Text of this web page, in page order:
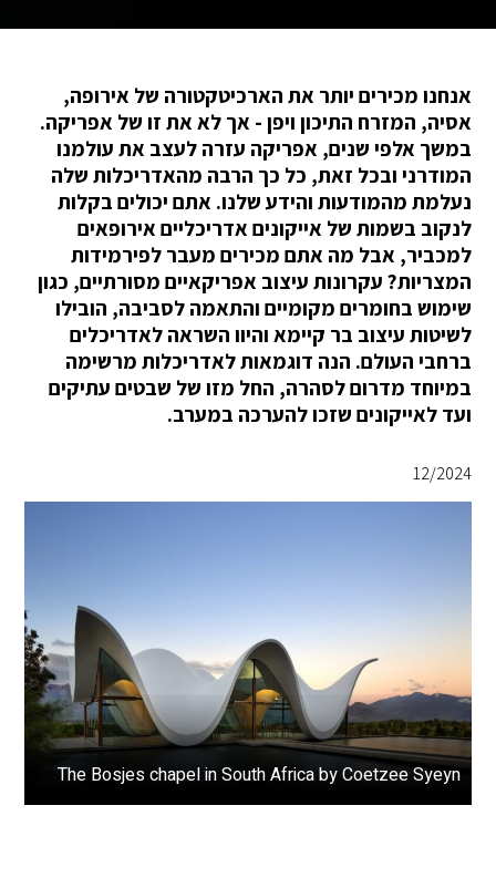
אנחנו מכירים יותר את הארכיטקטורה של אירופה,
אסיה, המזרח התיכון ויפן - אך לא את זו של אפריקה.
במשך אלפי שנים, אפריקה עזרה לעצב את עולמנו
המודרני ובכל זאת, כל כך הרבה מהאדריכלות שלה
נעלמת מהמודעות והידע שלנו. אתם יכולים בקלות
לנקוב בשמות של אייקונים אדריכליים אירופאים
למכביר, אבל מה אתם מכירים מעבר לפירמידות
המצריות? עקרונות עיצוב אפריקאיים מסורתיים, כגון
שימוש בחומרים מקומיים והתאמה לסביבה, הובילו
לשיטות עיצוב בר קיימא והיוו השראה לאדריכלים
ברחבי העולם. הנה דוגמאות לאדריכלות מרשימה
במיוחד מדרום לסהרה, החל מזו של שבטים עתיקים
ועד לאייקונים שזכו להערכה במערב.
12/2024
The Bosjes chapel in South Africa by Coetzee Syeyn